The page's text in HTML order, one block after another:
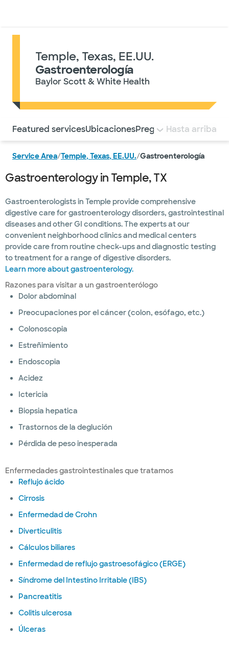
Temple, Texas, EE.UU.
Gastroenterología
Baylor Scott & White Health
Utilice esta navegación para saltar rápidamente a
Featured servicesUbicacionesPreguntas frecuentes
Hasta arriba
Service Area/Temple, Texas, EE.UU./Gastroenterología
Gastroenterology in Temple, TX
Gastroenterologists in Temple provide comprehensive
digestive care for gastroenterology disorders, gastrointestinal
diseases and other GI conditions. The experts at our
convenient neighborhood clinics and medical centers
provide care from routine check-ups and diagnostic testing
to treatment for a range of digestive disorders.
Learn more about gastroenterology.
Razones para visitar a un gastroenterólogo
Dolor abdominal
Preocupaciones por el cáncer (colon, esófago, etc.)
Colonoscopia
Estreñimiento
Endoscopia
Acidez
Ictericia
Biopsia hepatica
Trastornos de la deglución
Pérdida de peso inesperada
Enfermedades gastrointestinales que tratamos
Reflujo ácido
Cirrosis
Enfermedad de Crohn
Diverticulitis
Cálculos biliares
Enfermedad de reflujo gastroesofágico (ERGE)
Síndrome del Intestino Irritable (IBS)
Pancreatitis
Colitis ulcerosa
Úlceras